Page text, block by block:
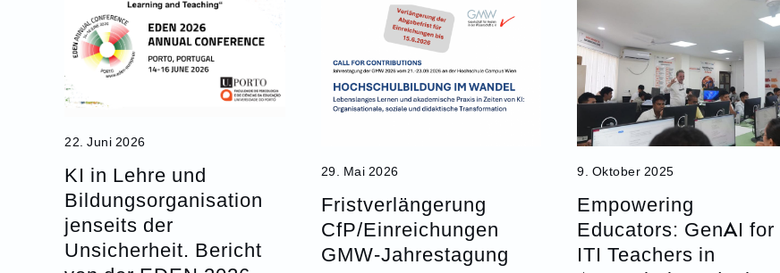
22. Juni 2026
KI in Lehre und
Bildungsorganisation
jenseits der
Unsicherheit. Bericht
29. Mai 2026
Fristverlängerung
CfP/Einreichungen
GMW-Jahrestagung
9. Oktober 2025
Empowering
Educators: GenAI for
ITI Teachers in